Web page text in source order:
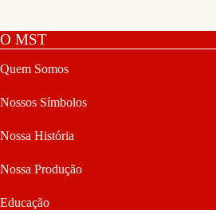
O MST
Quem Somos
Nossos Símbolos
Nossa História
Nossa Produção
Educação